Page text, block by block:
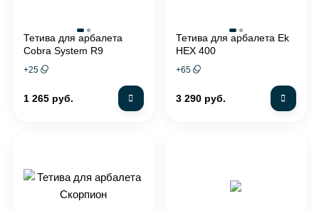
Тетива для арбалета
Cobra System R9
+25
1 265 руб.
Тетива для арбалета Ek
HEX 400
+65
3 290 руб.